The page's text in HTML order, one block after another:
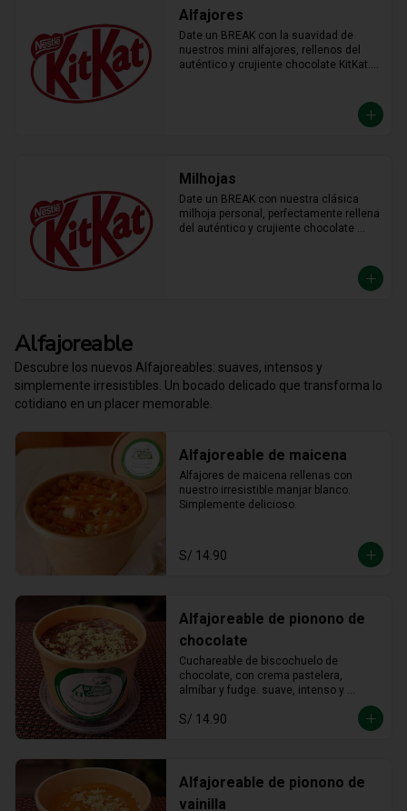
Alfajores
Date un BREAK con la suavidad de
nuestros mini alfajores, rellenos del
auténtico y crujiente chocolate KitKat.
Milhojas
Date un BREAK con nuestra clásica
milhoja personal, perfectamente rellena
del auténtico y crujiente chocolate
desconectar y disfrutar de un placer
crujiente que no vas a querer compartir.
Alfajoreable
Descubre los nuevos Alfajoreables: suaves, intensos y
simplemente irresistibles. Un bocado delicado que transforma lo
cotidiano en un placer memorable.
Alfajoreable de maicena
Alfajores de maicena rellenas con
nuestro irresistible manjar blanco.
Simplemente delicioso.
S/ 14.90
Alfajoreable de pionono de
chocolate
Cuchareable de biscochuelo de
chocolate, con crema pastelera,
almíbar y fudge. suave, intenso y
cucharada.
S/ 14.90
Alfajoreable de pionono de
vainilla